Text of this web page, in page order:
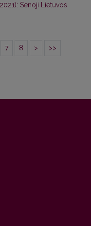
Senoji Lietuvos
7 8 > >>